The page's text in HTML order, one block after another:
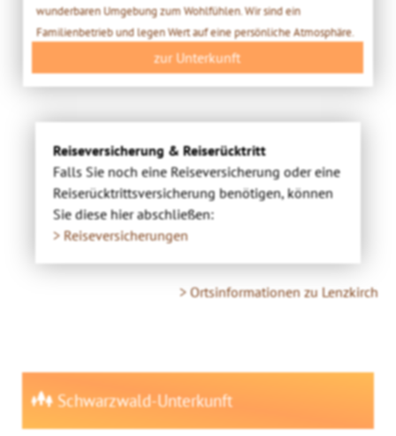
wunderbaren Umgebung zum Wohlfühlen. Wir sind ein
Familienbetrieb und legen Wert auf eine persönliche Atmosphäre.
zur Unterkunft
Reiseversicherung & Reiserücktritt
Falls Sie noch eine Reiseversicherung oder eine
Reiserücktrittsversicherung benötigen, können
Sie diese hier abschließen:
> Reiseversicherungen
> Ortsinformationen zu Lenzkirch
Schwarzwald-Unterkunft